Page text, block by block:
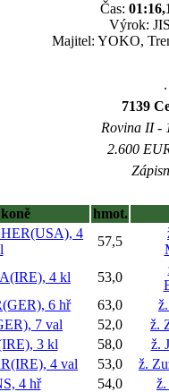
Čas:
Výrok:
Majitel: YOKO,
7139
Rovina II -
2.600
hmot.
4
57,5
4 kl 53,0
6 hř 63,0
7 val 52,0
ž.
3 kl 58,0
ž.
4 val 53,0
ž.
4 hř 54,0
ž.